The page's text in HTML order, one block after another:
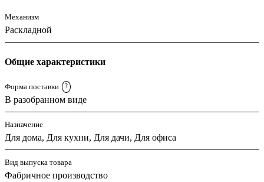
Механизм
Раскладной
Общие характеристики
Форма поставки ?
В разобранном виде
Назначение
Для дома, Для кухни, Для дачи, Для офиса
Вид выпуска товара
Фабричное производство